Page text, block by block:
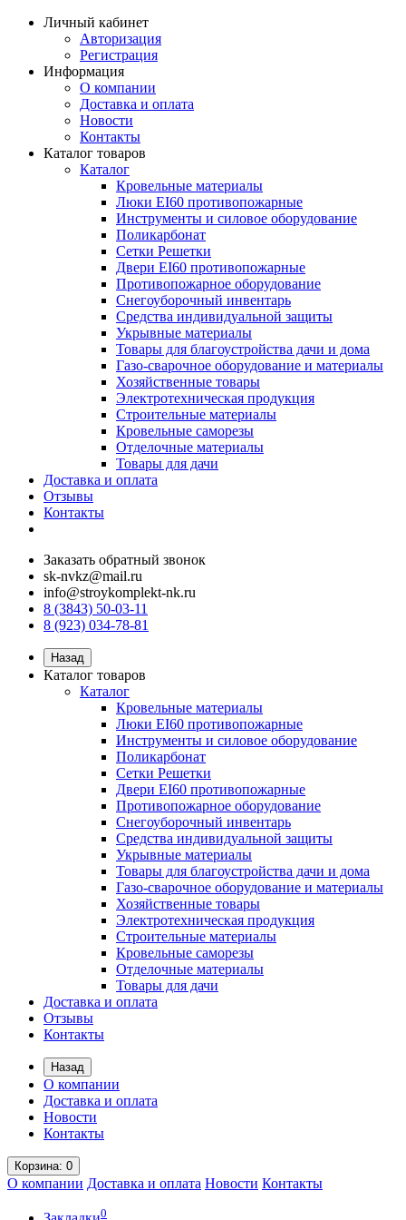
Личный кабинет
Авторизация
Регистрация
Информация
О компании
Доставка и оплата
Новости
Контакты
Каталог товаров
Каталог
Кровельные материалы
Люки EI60 противопожарные
Инструменты и силовое оборудование
Поликарбонат
Сетки Решетки
Двери EI60 противопожарные
Противопожарное оборудование
Снегоуборочный инвентарь
Средства индивидуальной защиты
Укрывные материалы
Товары для благоустройства дачи и дома
Газо-сварочное оборудование и материалы
Хозяйственные товары
Электротехническая продукция
Строительные материалы
Кровельные саморезы
Отделочные материалы
Товары для дачи
Доставка и оплата
Отзывы
Контакты
Заказать обратный звонок
sk-nvkz@mail.ru
info@stroykomplekt-nk.ru
8 (3843) 50-03-11
8 (923) 034-78-81
Назад
Каталог товаров
Каталог
Кровельные материалы
Люки EI60 противопожарные
Инструменты и силовое оборудование
Поликарбонат
Сетки Решетки
Двери EI60 противопожарные
Противопожарное оборудование
Снегоуборочный инвентарь
Средства индивидуальной защиты
Укрывные материалы
Товары для благоустройства дачи и дома
Газо-сварочное оборудование и материалы
Хозяйственные товары
Электротехническая продукция
Строительные материалы
Кровельные саморезы
Отделочные материалы
Товары для дачи
Доставка и оплата
Отзывы
Контакты
Назад
О компании
Доставка и оплата
Новости
Контакты
Корзина: 0
О компании Доставка и оплата Новости Контакты
0